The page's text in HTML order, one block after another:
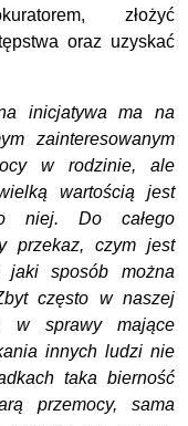
złożyć
oraz uzyskać
inicjatywa ma na
zainteresowanym
w rodzinie, ale
wartością jest
niej. Do całego
przekaz, czym jest
sposób można
często w naszej
w sprawy mające
innych ludzi nie
taka bierność
przemocy, sama